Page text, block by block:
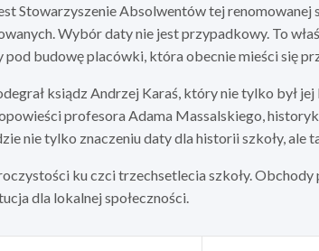
Stowarzyszenie Absolwentów tej renomowanej
Wybór daty nie jest przypadkowy. To
budowę placówki, która obecnie mieści się
ksiądz Andrzej Karaś, który nie tylko był
profesora Adama Massalskiego,
nie tylko znaczeniu daty dla historii szkoły, ale
ku czci trzechsetlecia szkoły.
dla lokalnej społeczności.